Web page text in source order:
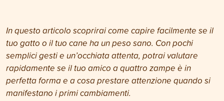
In questo articolo scoprirai come capire facilmente se il
tuo gatto o il tuo cane ha un peso sano. Con pochi
semplici gesti e un’occhiata attenta, potrai valutare
rapidamente se il tuo amico a quattro zampe è in
perfetta forma e a cosa prestare attenzione quando si
manifestano i primi cambiamenti.